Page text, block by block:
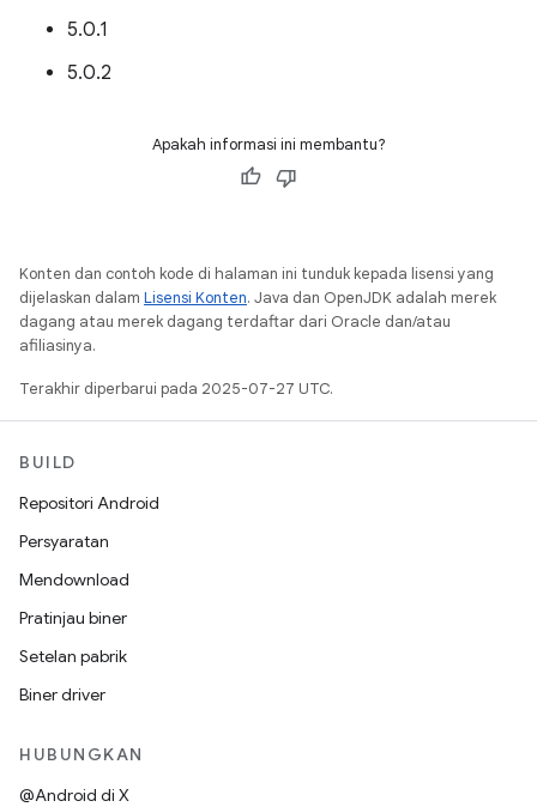
5.0.1
5.0.2
Apakah informasi ini membantu?
Konten dan contoh kode di halaman ini tunduk kepada lisensi yang
dijelaskan dalam Lisensi Konten. Java dan OpenJDK adalah merek
dagang atau merek dagang terdaftar dari Oracle dan/atau
afiliasinya.
Terakhir diperbarui pada 2025-07-27 UTC.
BUILD
Repositori Android
Persyaratan
Mendownload
Pratinjau biner
Setelan pabrik
Biner driver
HUBUNGKAN
@Android di X